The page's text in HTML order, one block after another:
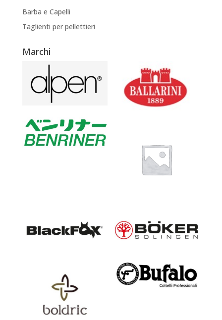
Barba e Capelli
Taglienti per pellettieri
Marchi